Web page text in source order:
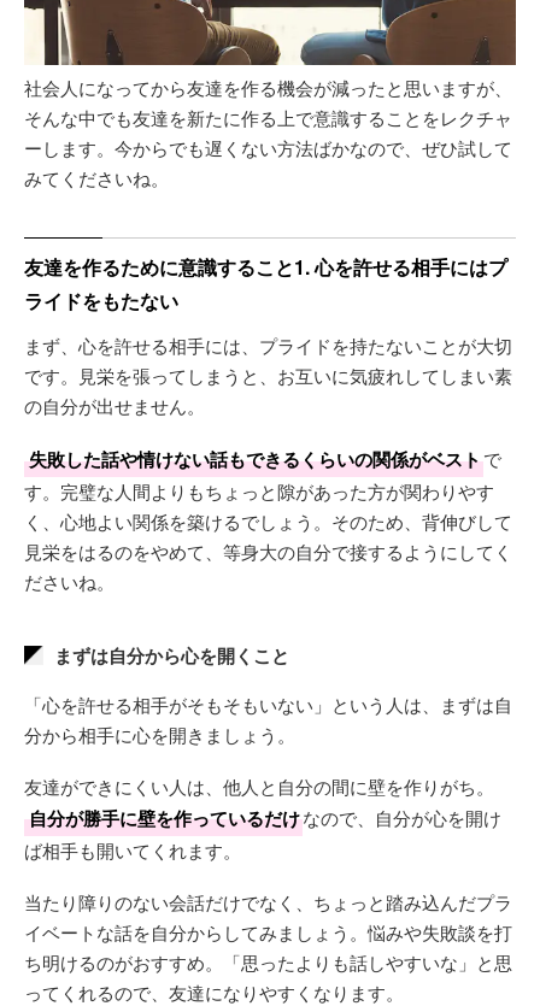
社会人になってから友達を作る機会が減ったと思いますが、
そんな中でも友達を新たに作る上で意識することをレクチャ
ーします。今からでも遅くない方法ばかなので、ぜひ試して
みてくださいね。
友達を作るために意識すること1. 心を許せる相手にはプ
ライドをもたない
まず、心を許せる相手には、プライドを持たないことが大切
です。見栄を張ってしまうと、お互いに気疲れしてしまい素
の自分が出せません。
失敗した話や情けない話もできるくらいの関係がベストで
す。完璧な人間よりもちょっと隙があった方が関わりやす
く、心地よい関係を築けるでしょう。そのため、背伸びして
見栄をはるのをやめて、等身大の自分で接するようにしてく
ださいね。
まずは自分から心を開くこと
「心を許せる相手がそもそもいない」という人は、まずは自
分から相手に心を開きましょう。
友達ができにくい人は、他人と自分の間に壁を作りがち。
自分が勝手に壁を作っているだけなので、自分が心を開け
ば相手も開いてくれます。
当たり障りのない会話だけでなく、ちょっと踏み込んだプラ
イベートな話を自分からしてみましょう。悩みや失敗談を打
ち明けるのがおすすめ。「思ったよりも話しやすいな」と思
ってくれるので、友達になりやすくなります。